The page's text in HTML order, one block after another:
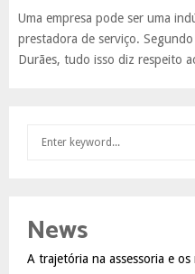
Uma empresa pode ser uma
prestadora de serviço.
Durães, tudo isso diz respeito
h
o
News
A trajetória na assessoria e